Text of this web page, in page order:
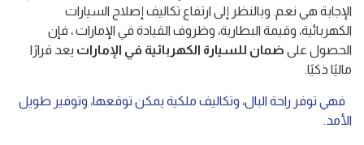
الإجابة هي نعم. وبالنظر إلى ارتفاع تكاليف إصلاح السيارات
الكهربائية، وقيمة البطارية، وظروف القيادة في الإمارات ، فإن
الحصول على ضمان للسيارة الكهربائية في الإمارات يعد قرارًا
ماليًا ذكيًا.
فهي توفر راحة البال، وتكاليف ملكية يمكن توقعها، وتوفير طويل
الأمد.